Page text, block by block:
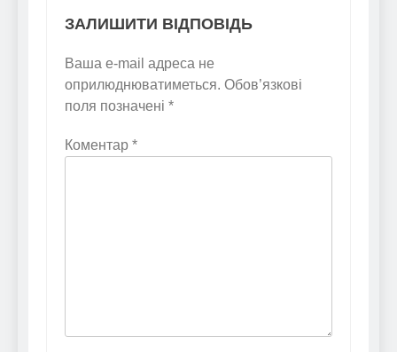
ЗАЛИШИТИ ВІДПОВІДЬ
Ваша e-mail адреса не
оприлюднюватиметься. Обов’язкові
поля позначені *
Коментар *